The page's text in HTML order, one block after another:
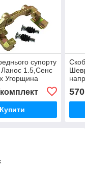
супорту
Ланос 1.5,Сенс
Угорщина
Купити
570